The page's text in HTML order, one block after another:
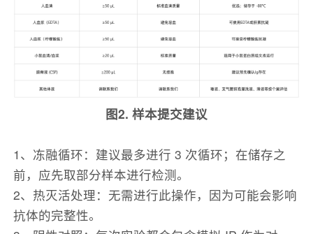
图2. 样本提交建议
1、冻融循环：建议最多进行 3 次循环；在储存之
前，应先取部分样本进行检测。
2、热灭活处理：无需进行此操作，因为可能会影响
抗体的完整性。